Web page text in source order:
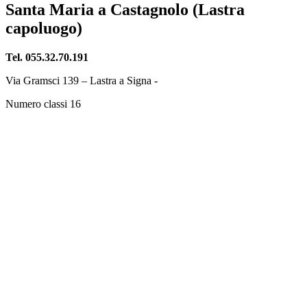
Santa Maria a Castagnolo (Lastra
capoluogo)
Tel. 055.32.70.191
Via Gramsci 139 – Lastra a Signa -
Numero classi 16